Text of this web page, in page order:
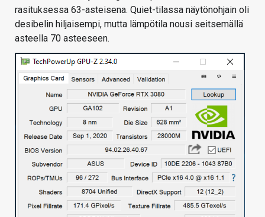
rasituksessa 63-asteisena. Quiet-tilassa näytönohjain oli
desibelin hiljaisempi, mutta lämpötila nousi seitsemällä
asteella 70 asteeseen.